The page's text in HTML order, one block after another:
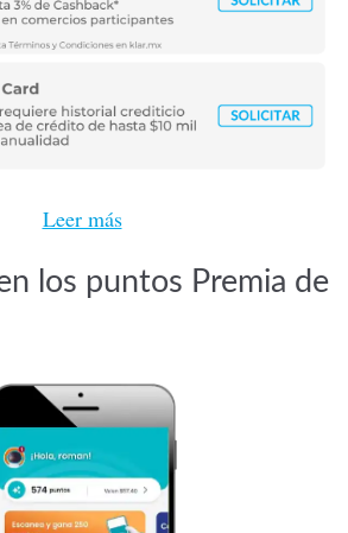
Leer más
los puntos Premia de